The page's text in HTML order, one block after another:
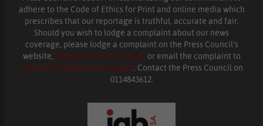
adhere to the Code of Ethics for Print and online media which
prescribes that our reportage is truthful, accurate and fair.
Should you wish to lodge a complaint about our news
coverage, please lodge a complaint on the Press Council’s
website, www.presscouncil.org.za or email the complaint to
enquiries@ombudsman.org.za. Contact the Press Council on
0114843612.